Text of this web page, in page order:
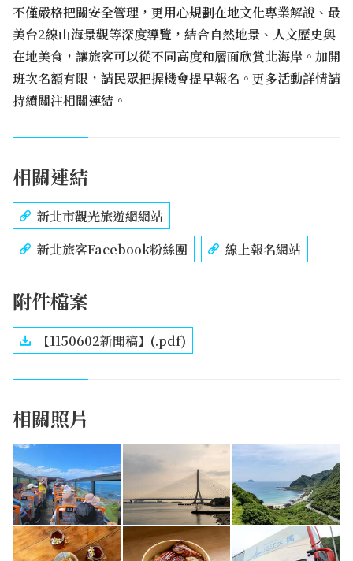
不僅嚴格把關安全管理，更用心規劃在地文化專業解說、最
美台2線山海景觀等深度導覽，結合自然地景、人文歷史與
在地美食，讓旅客可以從不同高度和層面欣賞北海岸。加開
班次名額有限，請民眾把握機會提早報名。更多活動詳情請
持續關注相關連結。
相關連結
新北市觀光旅遊網網站
新北旅客Facebook粉絲團
線上報名網站
附件檔案
【1150602新聞稿】(.pdf)
相關照片